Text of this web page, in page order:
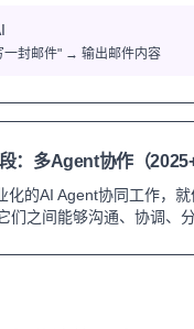
一封邮件" → 输出邮件内容
：多Agent协作（2025+
化的AI Agent协同工作，
们之间能够沟通、协调、